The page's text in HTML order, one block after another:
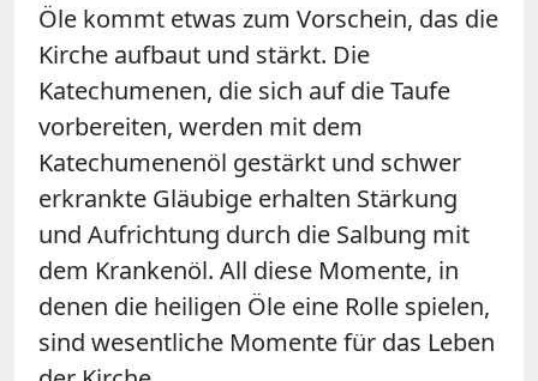
Öle kommt etwas zum Vorschein, das die
Kirche aufbaut und stärkt. Die
Katechumenen, die sich auf die Taufe
vorbereiten, werden mit dem
Katechumenenöl gestärkt und schwer
erkrankte Gläubige erhalten Stärkung
und Aufrichtung durch die Salbung mit
dem Krankenöl. All diese Momente, in
denen die heiligen Öle eine Rolle spielen,
sind wesentliche Momente für das Leben